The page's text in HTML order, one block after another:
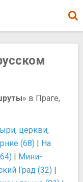
» в Праге,
церкви,
(68) | На
| Мини-
Град (32) |